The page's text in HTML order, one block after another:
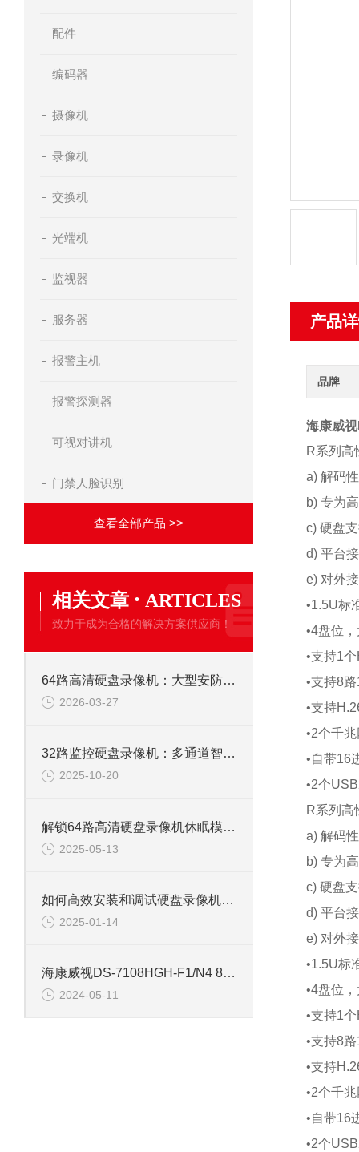
配件
编码器
摄像机
录像机
交换机
光端机
监视器
服务器
报警主机
报警探测器
可视对讲机
门禁人脸识别
查看全部产品 >>
相关文章 · ARTICLES
致力于成为合格的解决方案供应商！
64路高清硬盘录像机：大型安防监控系统的核心存储解决方案
2026-03-27
32路监控硬盘录像机：多通道智能监控，构筑全域安全防线
2025-10-20
解锁64路高清硬盘录像机休眠模式的多重优势
2025-05-13
如何高效安装和调试硬盘录像机：专业教程
2025-01-14
海康威视DS-7108HGH-F1/N4 8路单盘位同轴硬盘录像机
2024-05-11
产品
品牌
海康威
R系列高
a) 解码
b) 专为
c) 硬盘
d) 平台
e) 对外
•1.5U标
•4盘位
•支持1
•支持8
•支持
•2个千
•自带16
•2个
R系列高
a) 解码
b) 专为
c) 硬盘
d) 平台
e) 对外
•1.5U标
•4盘位
•支持1
•支持8
•支持
•2个千
•自带16
•2个